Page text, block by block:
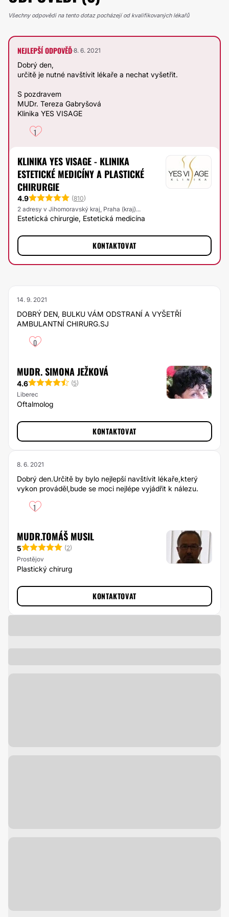
Všechny odpovědi na tento dotaz pocházejí od kvalifikovaných lékařů
NEJLEPŠÍ ODPOVĚĎ·8. 6. 2021
Dobrý den,
určitě je nutné navštívit lékaře a nechat vyšetřit.
S pozdravem
MUDr. Tereza Gabryšová
Klinika YES VISAGE
1
KLINIKA YES VISAGE - KLINIKA
ESTETICKÉ MEDICÍNY A PLASTICKÉ
CHIRURGIE
4.9 (810)
2 adresy v Jihomoravský kraj, Praha (kraj)...
Estetická chirurgie, Estetická medicína
KONTAKTOVAT
14. 9. 2021
DOBRÝ DEN, BULKU VÁM ODSTRANÍ A VYŠETŘÍ
AMBULANTNÍ CHIRURG.SJ
0
MUDR. SIMONA JEŽKOVÁ
4.6 (5)
Liberec
Oftalmolog
KONTAKTOVAT
8. 6. 2021
Dobrý den.Určitě by bylo nejlepší navštívit lékaře,který
vykon prováděl,bude se moci nejlépe vyjádřit k nálezu.
1
MUDR.TOMÁŠ MUSIL
5 (2)
Prostějov
Plastický chirurg
KONTAKTOVAT